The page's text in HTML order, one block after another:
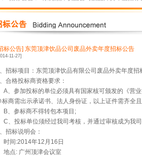
标公告] 东莞顶津饮品公司废品外卖年度招标公告
11-27]
招标项目：东莞顶津饮品有限公司废品外卖年度招
合格投标商资格要求：
参加投标的单位必须具有国家核可颁发的《营业
标商需出示承诺书、法人身份证，以上证件需齐全
参标商不得转包本项目;
投标单位须经过我司考核，并通过审核成为我司
招标说明会：
间:2014年12月16日
点: 广州顶津会议室